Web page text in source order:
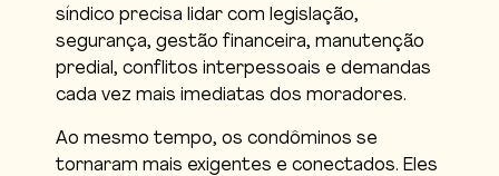
síndico precisa lidar com legislação,
segurança, gestão financeira, manutenção
predial, conflitos interpessoais e demandas
cada vez mais imediatas dos moradores.
Ao mesmo tempo, os condôminos se
tornaram mais exigentes e conectados. Eles